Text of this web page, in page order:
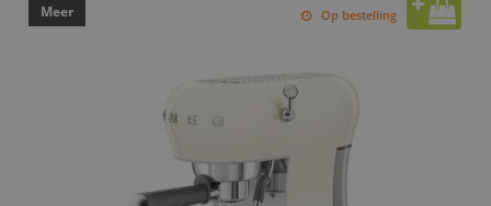
Meer Op bestelling